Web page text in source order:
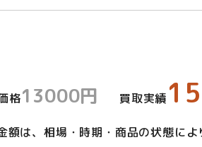
格13000円 買取実績
額は、相場・時期・商品の状態によ